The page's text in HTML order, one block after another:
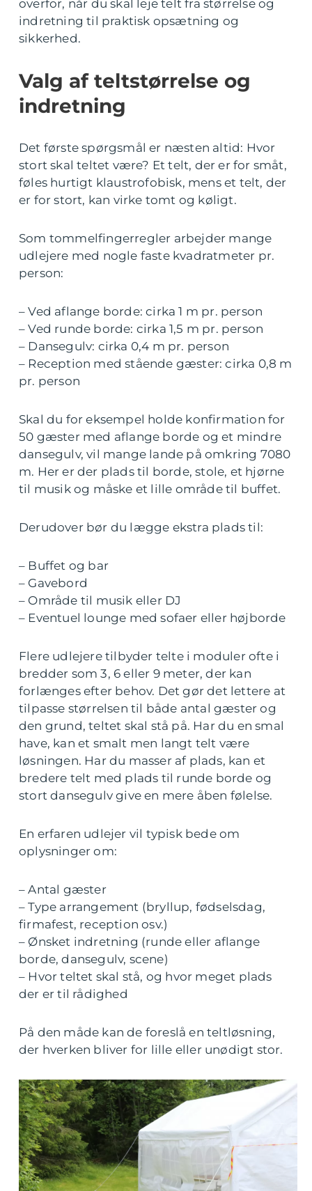
overfor, når du skal leje telt fra størrelse og
indretning til praktisk opsætning og
sikkerhed.
Valg af teltstørrelse og
indretning
Det første spørgsmål er næsten altid: Hvor
stort skal teltet være? Et telt, der er for småt,
føles hurtigt klaustrofobisk, mens et telt, der
er for stort, kan virke tomt og køligt.
Som tommelfingerregler arbejder mange
udlejere med nogle faste kvadratmeter pr.
person:
– Ved aflange borde: cirka 1 m pr. person
– Ved runde borde: cirka 1,5 m pr. person
– Dansegulv: cirka 0,4 m pr. person
– Reception med stående gæster: cirka 0,8 m
pr. person
Skal du for eksempel holde konfirmation for
50 gæster med aflange borde og et mindre
dansegulv, vil mange lande på omkring 7080
m. Her er der plads til borde, stole, et hjørne
til musik og måske et lille område til buffet.
Derudover bør du lægge ekstra plads til:
– Buffet og bar
– Gavebord
– Område til musik eller DJ
– Eventuel lounge med sofaer eller højborde
Flere udlejere tilbyder telte i moduler ofte i
bredder som 3, 6 eller 9 meter, der kan
forlænges efter behov. Det gør det lettere at
tilpasse størrelsen til både antal gæster og
den grund, teltet skal stå på. Har du en smal
have, kan et smalt men langt telt være
løsningen. Har du masser af plads, kan et
bredere telt med plads til runde borde og
stort dansegulv give en mere åben følelse.
En erfaren udlejer vil typisk bede om
oplysninger om:
– Antal gæster
– Type arrangement (bryllup, fødselsdag,
firmafest, reception osv.)
– Ønsket indretning (runde eller aflange
borde, dansegulv, scene)
– Hvor teltet skal stå, og hvor meget plads
der er til rådighed
På den måde kan de foreslå en teltløsning,
der hverken bliver for lille eller unødigt stor.